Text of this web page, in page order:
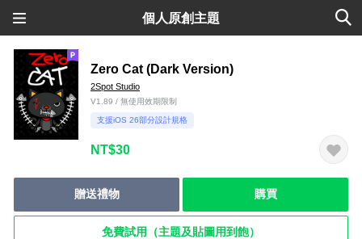
個人原創主題
Zero Cat (Dark Version)
2Spot Studio
V1.89 / 無使用效期限制
支援iOS 26部分設計規格
NT$30
贈送禮物 購買
免費試用（主題及貼圖用到飽）